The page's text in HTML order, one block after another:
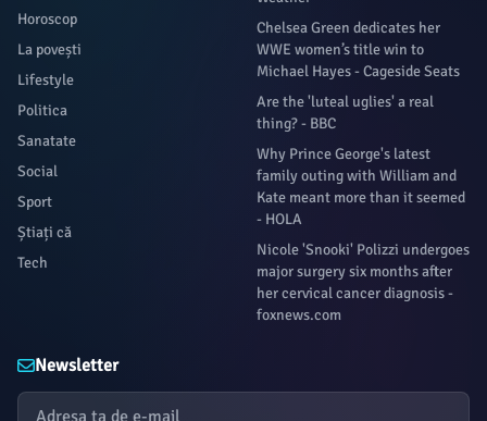
Horoscop
La povești
Lifestyle
Politica
Sanatate
Social
Sport
Știați că
Tech
Chelsea Green dedicates her
WWE women’s title win to
Michael Hayes - Cageside Seats
Are the 'luteal uglies' a real
thing? - BBC
Why Prince George's latest
family outing with William and
Kate meant more than it seemed
- HOLA
Nicole 'Snooki' Polizzi undergoes
major surgery six months after
her cervical cancer diagnosis -
foxnews.com
Newsletter